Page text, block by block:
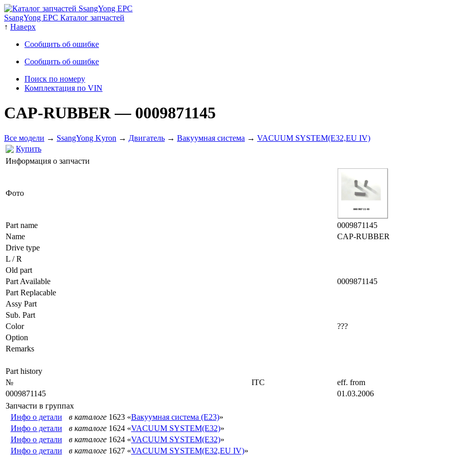
SsangYong EPC Каталог запчастей
↑ Наверх
Сообщить об ошибке
Сообщить об ошибке
Поиск по номеру
Комплектация по VIN
CAP-RUBBER— 0009871145
Все модели → SsangYong Kyron → Двигатель → Вакуумная система → VACUUM SYSTEM(E32,EU IV)
Купить
Информация о запчасти
Фото
Part name
0009871145
Name
CAP-RUBBER
Drive type
L / R
Old part
Part Available
0009871145
Part Replacable
Assy Part
Sub. Part
Color
???
Option
Remarks
Part history
№
ITC
eff. from
0009871145
01.03.2006
Запчасти в группах
Инфо о детали
в каталоге 1623 «Вакуумная система (E23)»
Инфо о детали
в каталоге 1624 «VACUUM SYSTEM(E32)»
Инфо о детали
в каталоге 1624 «VACUUM SYSTEM(E32)»
Инфо о детали
в каталоге 1627 «VACUUM SYSTEM(E32,EU IV)»